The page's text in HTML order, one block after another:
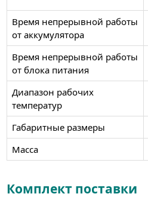
Время непрерывной работы
от аккумулятора
Время непрерывной работы
от блока питания
Диапазон рабочих
температур
Габаритные размеры
Масса
Комплект поставки